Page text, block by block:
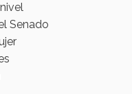
Senado